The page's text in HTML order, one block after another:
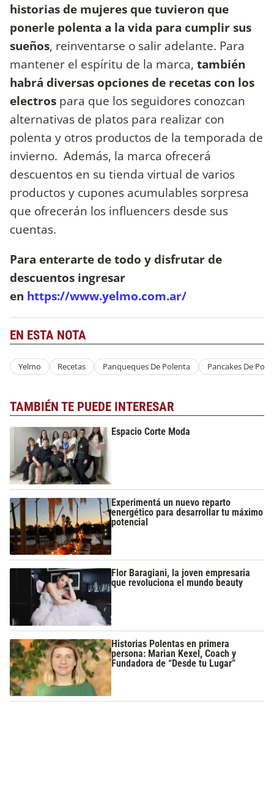
historias de mujeres que tuvieron que
ponerle polenta a la vida para cumplir sus
sueños, reinventarse o salir adelante. Para
mantener el espíritu de la marca, también
habrá diversas opciones de recetas con los
electros para que los seguidores conozcan
alternativas de platos para realizar con
polenta y otros productos de la temporada de
invierno. Además, la marca ofrecerá
descuentos en su tienda virtual de varios
productos y cupones acumulables sorpresa
que ofrecerán los influencers desde sus
cuentas.
Para enterarte de todo y disfrutar de
descuentos ingresar
en https://www.yelmo.com.ar/
EN ESTA NOTA
Yelmo Recetas Panqueques De Polenta Pancakes De
TAMBIÉN TE PUEDE INTERESAR
Espacio Corte Moda
Experimentá un nuevo reparto
energético para desarrollar tu máximo
potencial
Flor Baragiani, la joven empresaria
que revoluciona el mundo beauty
Historias Polentas en primera
persona: Marian Kexel, Coach y
Fundadora de “Desde tu Lugar”